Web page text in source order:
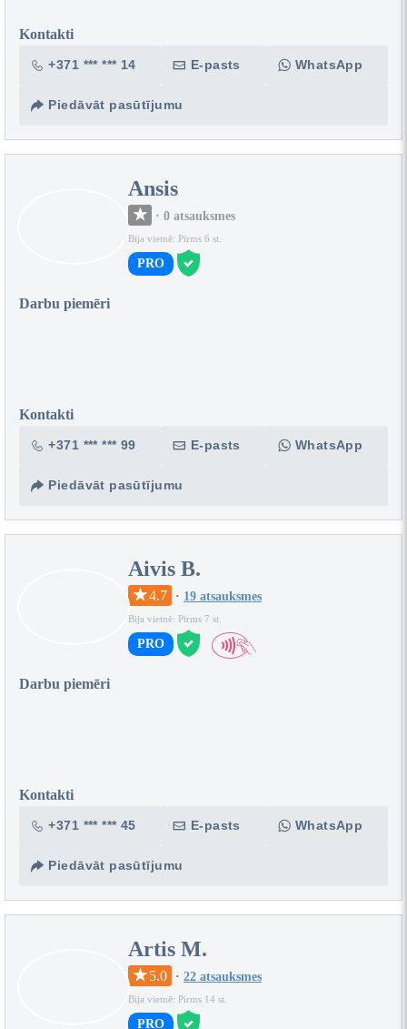
Kontakti
+371 *** *** 14 E-pasts WhatsApp
Piedāvāt pasūtījumu
Ansis
· 0 atsauksmes
Bija vietnē: Pirms 6 st.
PRO
Darbu piemēri
Kontakti
+371 *** *** 99 E-pasts WhatsApp
Piedāvāt pasūtījumu
Aivis B.
4.7 · 19 atsauksmes
Bija vietnē: Pirms 7 st.
PRO
Darbu piemēri
Kontakti
+371 *** *** 45 E-pasts WhatsApp
Piedāvāt pasūtījumu
Artis M.
5.0 · 22 atsauksmes
Bija vietnē: Pirms 14 st.
PRO